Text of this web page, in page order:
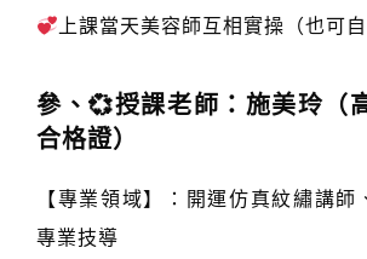
上課當天美容師互相實操（也可自
參、💞授課老師：施美玲（
合格證）
【專業領域】：開運仿真紋繡講師
專業技導